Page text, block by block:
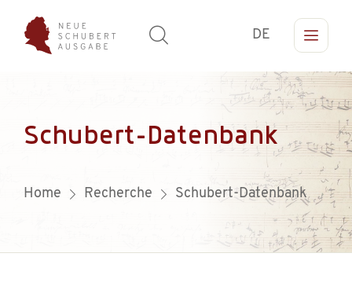
DE
Schubert-Datenbank
Home Recherche Schubert-Datenbank